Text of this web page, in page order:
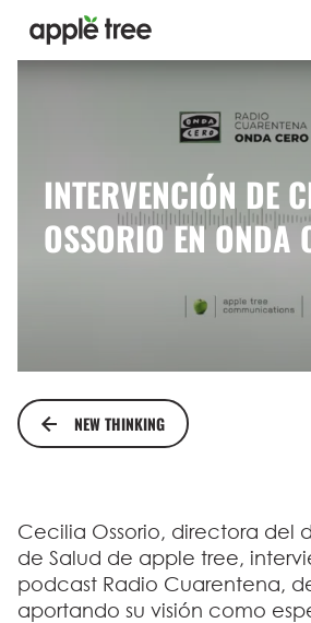
INTERVENCIÓN DE
OSSORIO EN ONDA
NEW THINKING
Cecilia Ossorio, directora del
de Salud de apple tree,
podcast Radio Cuarentena,
aportando su visión como